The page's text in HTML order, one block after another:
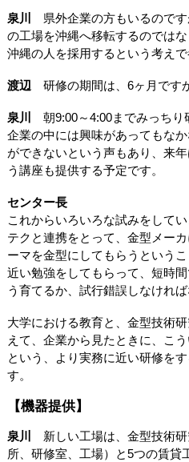
泉川
県外企業の方もいるので
の工場を沖縄へ移転するのでは
沖縄の人を採用するという考え
渡辺 研修の期間は、6ヶ月です
泉川
朝9:00～4:00までみっちり
企業の中には興味があってもな
ができないという声もあり、来
う講座も提供する予定です。
センター長
これからいろいろな試みをして
テクと連携をとって、金型メー
ーマを金型にしてもらうという
近い勉強をしてもらって、短時
う育てるか、試行錯誤しなけれ
大学における教育と、金型技術
えて、企業から見たときに、こ
という、より実務に近い研修を
す。
【機器提供】
泉川
新しい工場は、金型技術
所、研修室、工場）と5つの賃貸